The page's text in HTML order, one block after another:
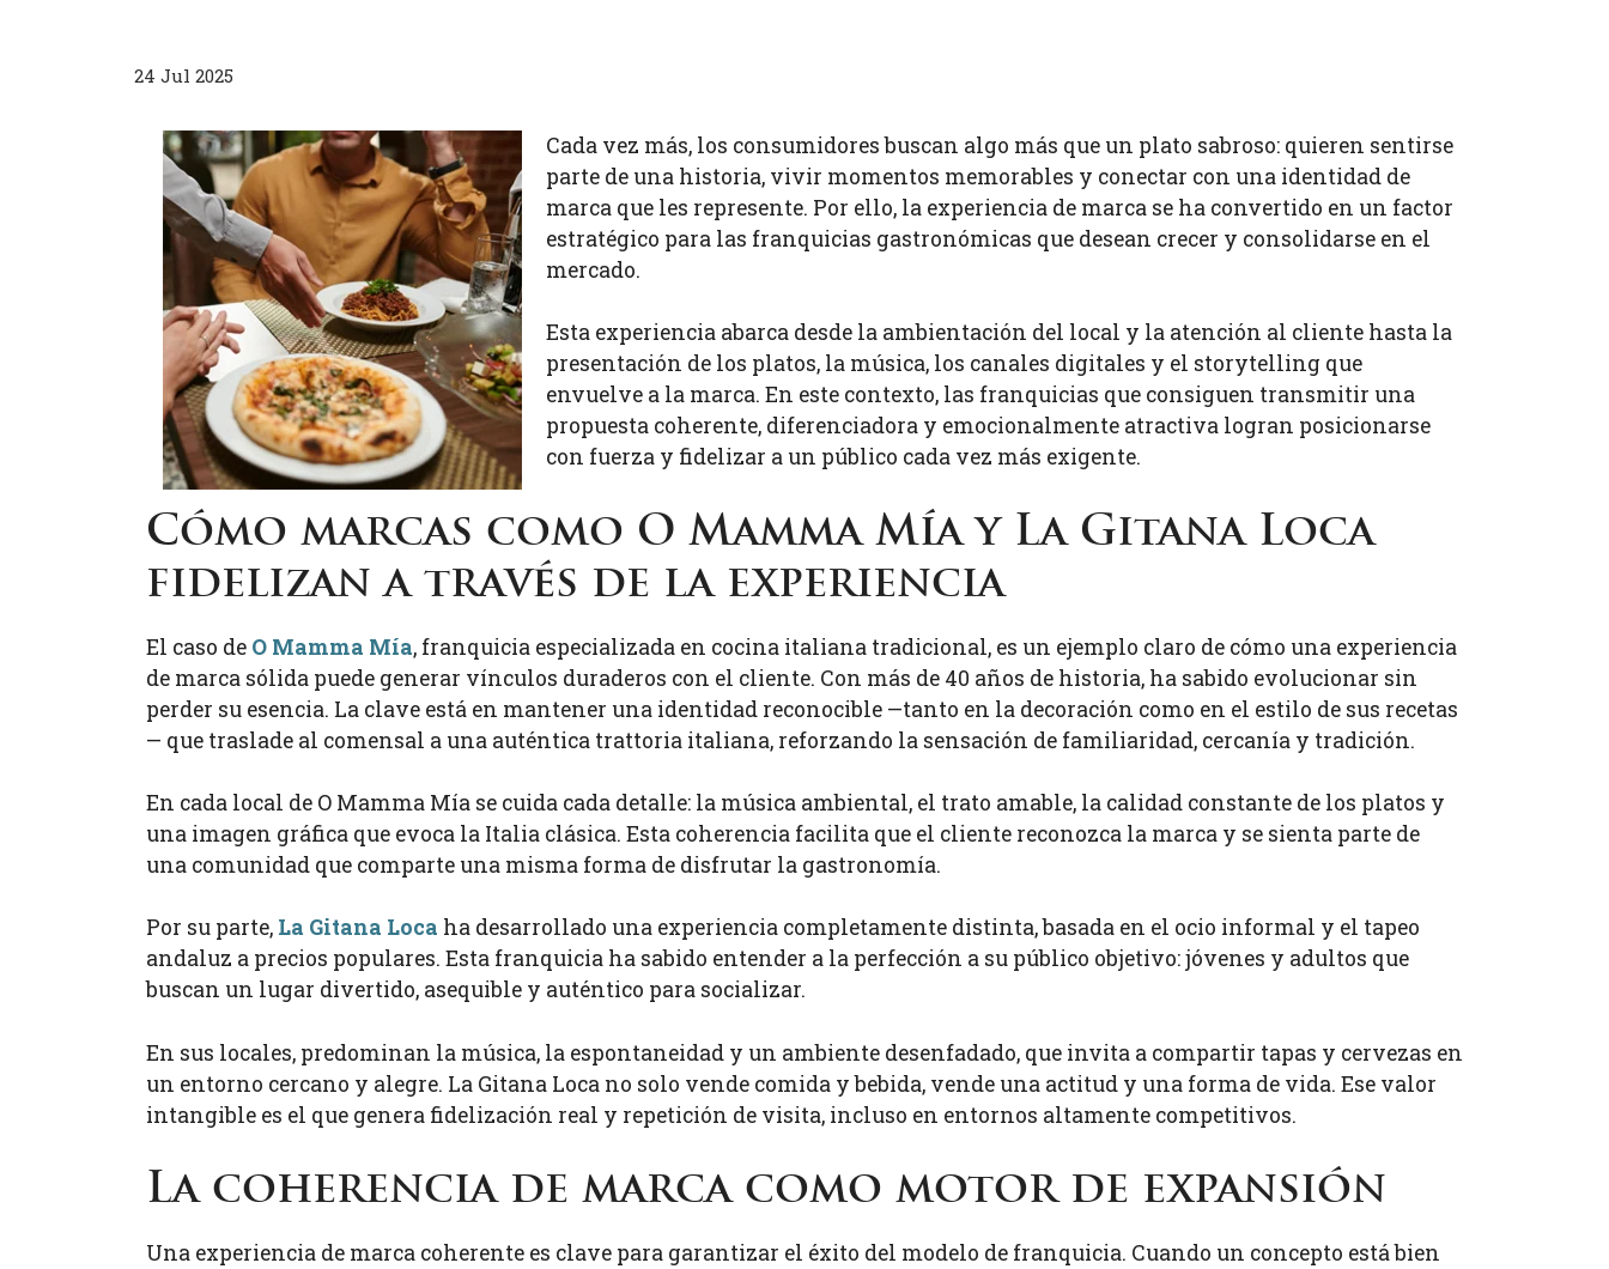
24 Jul 2025
Cada vez más, los consumidores buscan algo más que un plato sabroso: quieren sentirse
parte de una historia, vivir momentos memorables y conectar con una identidad de
marca que les represente. Por ello, la experiencia de marca se ha convertido en un factor
estratégico para las franquicias gastronómicas que desean crecer y consolidarse en el
mercado.
Esta experiencia abarca desde la ambientación del local y la atención al cliente hasta la
presentación de los platos, la música, los canales digitales y el storytelling que
envuelve a la marca. En este contexto, las franquicias que consiguen transmitir una
propuesta coherente, diferenciadora y emocionalmente atractiva logran posicionarse
con fuerza y fidelizar a un público cada vez más exigente.
Cómo marcas como O Mamma Mía y La Gitana Loca
fidelizan a través de la experiencia
El caso de O Mamma Mía, franquicia especializada en cocina italiana tradicional, es un ejemplo claro de cómo una experiencia
de marca sólida puede generar vínculos duraderos con el cliente. Con más de 40 años de historia, ha sabido evolucionar sin
perder su esencia. La clave está en mantener una identidad reconocible —tanto en la decoración como en el estilo de sus recetas
— que traslade al comensal a una auténtica trattoria italiana, reforzando la sensación de familiaridad, cercanía y tradición.
En cada local de O Mamma Mía se cuida cada detalle: la música ambiental, el trato amable, la calidad constante de los platos y
una imagen gráfica que evoca la Italia clásica. Esta coherencia facilita que el cliente reconozca la marca y se sienta parte de
una comunidad que comparte una misma forma de disfrutar la gastronomía.
Por su parte, La Gitana Loca ha desarrollado una experiencia completamente distinta, basada en el ocio informal y el tapeo
andaluz a precios populares. Esta franquicia ha sabido entender a la perfección a su público objetivo: jóvenes y adultos que
buscan un lugar divertido, asequible y auténtico para socializar.
En sus locales, predominan la música, la espontaneidad y un ambiente desenfadado, que invita a compartir tapas y cervezas en
un entorno cercano y alegre. La Gitana Loca no solo vende comida y bebida, vende una actitud y una forma de vida. Ese valor
intangible es el que genera fidelización real y repetición de visita, incluso en entornos altamente competitivos.
La coherencia de marca como motor de expansión
Una experiencia de marca coherente es clave para garantizar el éxito del modelo de franquicia. Cuando un concepto está bien